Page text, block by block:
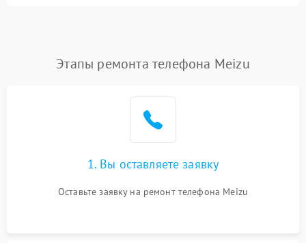
Этапы ремонта телефона Meizu
1. Вы оставляете заявку
Оставьте заявку на ремонт телефона Meizu